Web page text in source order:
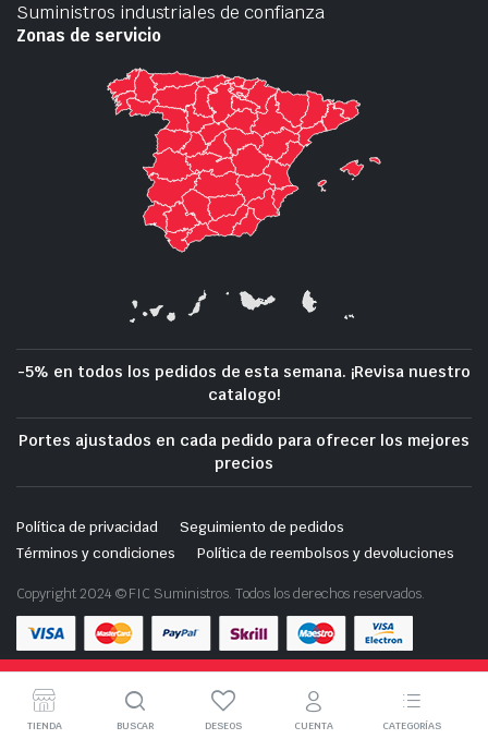
Tienda de demostración con fines de prueba — no se
realizarán pedidos.
Descartar
Suministros industriales de confianza
Zonas de servicio
-5% en todos los pedidos de esta semana. ¡Revisa nuestro
catalogo!
Portes ajustados en cada pedido para ofrecer los mejores
precios
Política de privacidad
Seguimiento de pedidos
Términos y condiciones
Política de reembolsos y devoluciones
Copyright 2024 © FIC Suministros. Todos los derechos reservados.
Descarga nuestra App en tu móvil
TIENDA BUSCAR DESEOS CUENTA CATEGORÍAS